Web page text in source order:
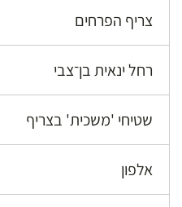
צריף הפרחים
רחל ינאית בן־צבי
שטיחי 'משכית' בצריף
אלפון